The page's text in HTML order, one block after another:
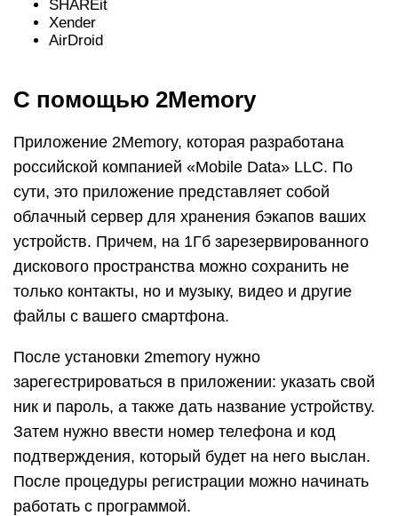
SHAREit
Xender
AirDroid
С помощью 2Memory
Приложение 2Memory, которая разработана
российской компанией «Mobile Data» LLC. По
сути, это приложение представляет собой
облачный сервер для хранения бэкапов ваших
устройств. Причем, на 1Гб зарезервированного
дискового пространства можно сохранить не
только контакты, но и музыку, видео и другие
файлы с вашего смартфона.
После установки 2memory нужно
зарегестрироваться в приложении: указать свой
ник и пароль, а также дать название устройству.
Затем нужно ввести номер телефона и код
подтверждения, который будет на него выслан.
После процедуры регистрации можно начинать
работать с программой.